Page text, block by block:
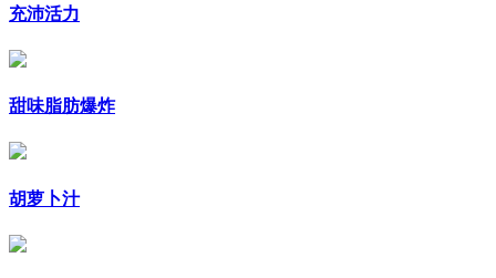
充沛活力
甜味脂肪爆炸
胡萝卜汁